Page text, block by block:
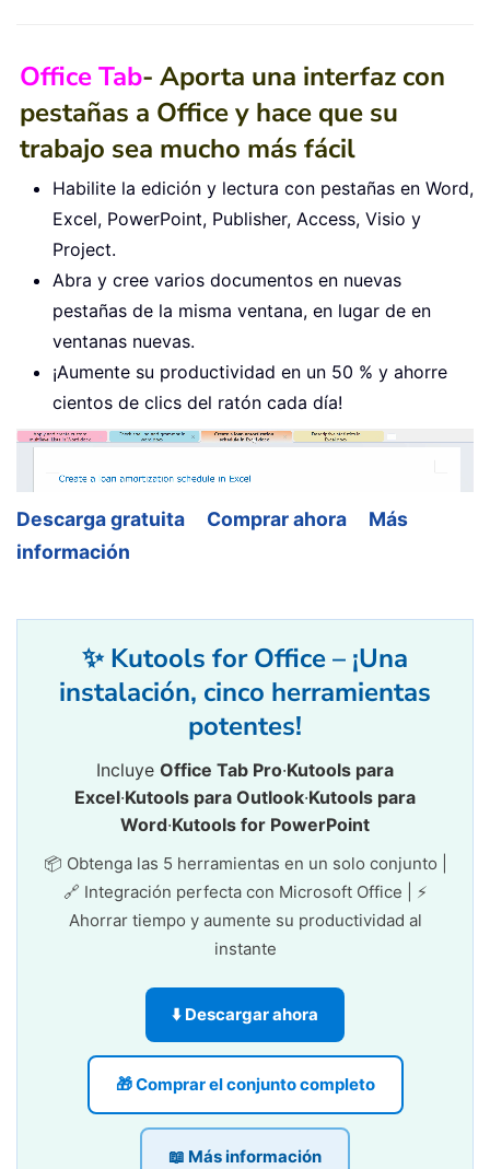
Office Tab- Aporta una interfaz con
pestañas a Office y hace que su
trabajo sea mucho más fácil
Habilite la edición y lectura con pestañas en Word,
Excel, PowerPoint, Publisher, Access, Visio y
Project.
Abra y cree varios documentos en nuevas
pestañas de la misma ventana, en lugar de en
ventanas nuevas.
¡Aumente su productividad en un 50 % y ahorre
cientos de clics del ratón cada día!
Descarga gratuita Comprar ahora
Más
información
✨ Kutools for Office – ¡Una
instalación, cinco herramientas
potentes!
Incluye Office Tab Pro·Kutools para
Excel·Kutools para Outlook·Kutools para
Word·Kutools for PowerPoint
📦 Obtenga las 5 herramientas en un solo conjunto |
🔗 Integración perfecta con Microsoft Office | ⚡
Ahorrar tiempo y aumente su productividad al
instante
⬇️ Descargar ahora
🎁 Comprar el conjunto completo
📖 Más información